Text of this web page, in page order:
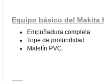
Equipo básico del Makita
Empuñadura completa.
Tope de profundidad.
Maletín PVC.